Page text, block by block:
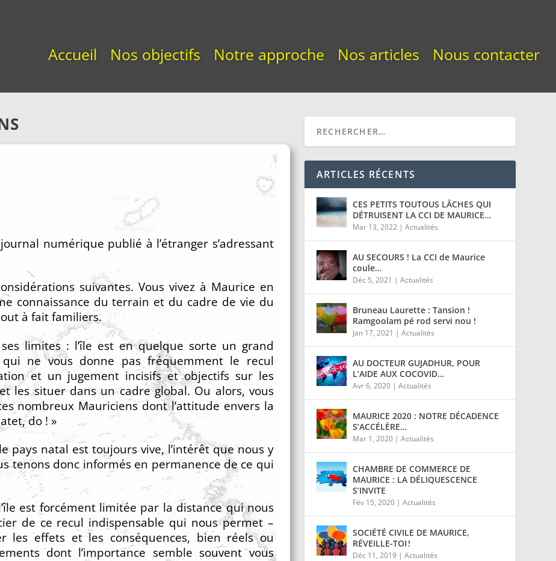
Accueil Nos objectifs Notre approche Nos articles Nous contacter
numérique publié à l’étranger s’adressant
suivantes. Vous vivez à Maurice en
connaissance du terrain et du cadre de vie du
à fait familiers.
limites : l’île est en quelque sorte un grand
qui ne vous donne pas fréquemment le recul
et un jugement incisifs et objectifs sur les
les situer dans un cadre global. Ou alors, vous
nombreux Mauriciens dont l’attitude envers la
do ! »
pays natal est toujours vive, l’intérêt que nous y
tenons donc informés en permanence de ce qui
est forcément limitée par la distance qui nous
de ce recul indispensable qui nous permet –
les effets et les conséquences, bien réels ou
dont l’importance semble souvent vous
ARTICLES RÉCENTS
CES PETITS TOUTOUS LÂCHES QUI
DÉTRUISENT LA CCI DE MAURICE…
Mar 13, 2022 | Actualités
AU SECOURS ! La CCI de Maurice
coule…
Déc 5, 2021 | Actualités
Bruneau Laurette : Tansion !
Ramgoolam pé rod servi nou !
Jan 17, 2021 | Actualités
AU DOCTEUR GUJADHUR, POUR
L’AIDE AUX COCOVID…
Avr 6, 2020| Actualités
MAURICE 2020 : NOTRE DÉCADENCE
S’ACCÉLÈRE…
Mar 1, 2020| Actualités
CHAMBRE DE COMMERCE DE
MAURICE : LA DÉLIQUESCENCE
S’INVITE
Fév 15, 2020| Actualités
SOCIÉTÉ CIVILE DE MAURICE,
RÉVEILLE-TOI !
Déc 11, 2019 | Actualités